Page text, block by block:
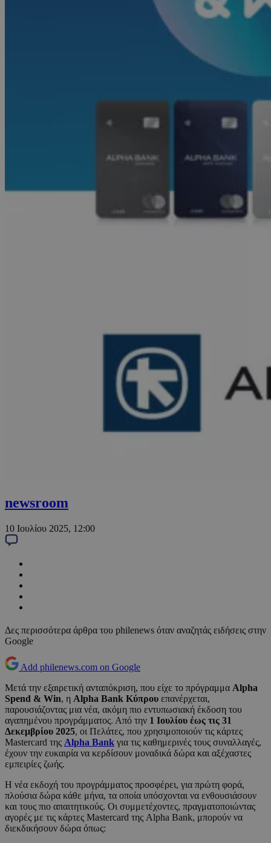
newsroom
10 Ιουλίου 2025, 12:00
Δες περισσότερα άρθρα του philenews όταν αναζητάς ειδήσεις στην
Google
Add philenews.com on Google
Μετά την εξαιρετική ανταπόκριση, που είχε το πρόγραμμα Alpha
Spend & Win, η Alpha Bank Κύπρου επανέρχεται,
παρουσιάζοντας μια νέα, ακόμη πιο εντυπωσιακή έκδοση του
αγαπημένου προγράμματος. Από την 1 Ιουλίου έως τις 31
Δεκεμβρίου 2025, οι Πελάτες, που χρησιμοποιούν τις κάρτες
Mastercard της Alpha Bank για τις καθημερινές τους συναλλαγές,
έχουν την ευκαιρία να κερδίσουν μοναδικά δώρα και αξέχαστες
εμπειρίες ζωής.
Η νέα εκδοχή του προγράμματος προσφέρει, για πρώτη φορά,
πλούσια δώρα κάθε μήνα, τα οποία υπόσχονται να ενθουσιάσουν
και τους πιο απαιτητικούς. Οι συμμετέχοντες, πραγματοποιώντας
αγορές με τις κάρτες Mastercard της Alpha Bank, μπορούν να
διεκδικήσουν δώρα όπως: